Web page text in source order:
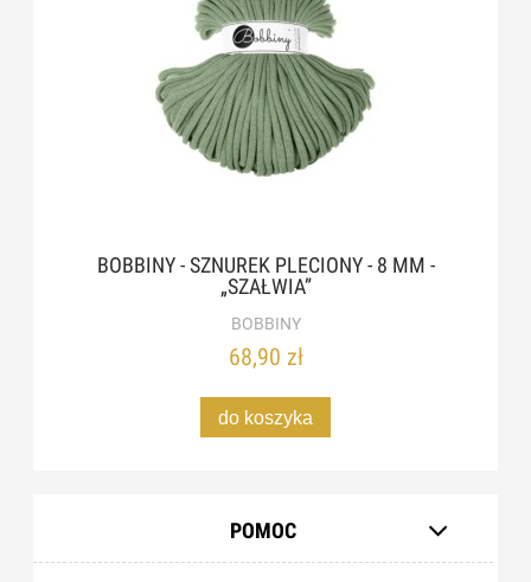
BOBBINY - SZNUREK PLECIONY - 8 MM -
„SZAŁWIA”
BOBBINY
68,90 zł
do koszyka
POMOC